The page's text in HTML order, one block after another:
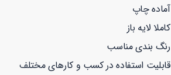
آماده چاپ
کاملا لایه باز
رنگ بندی مناسب
قابلیت استفاده در کسب و کارهای مختلف